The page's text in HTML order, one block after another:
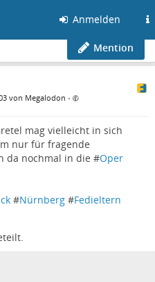
Anmelden
Mention
von Megalodon •
mag vielleicht in sich
nur für fragende
da nochmal in die #Oper
#Nürnberg #Fedieltern